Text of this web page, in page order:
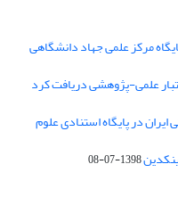
مرکز علمی جهاد دانشگاهی
علمی-پژوهشی دریافت کرد
در پایگاه استنادی علوم
1398-07-08